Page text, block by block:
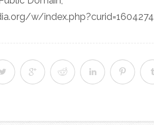
w/index.php?curid=1604274